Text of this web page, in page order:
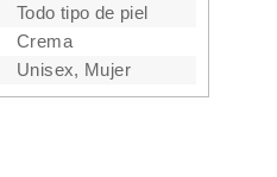
Todo tipo de piel
Crema
Unisex, Mujer